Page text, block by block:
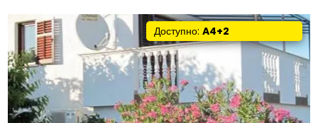
Доступно:A4+2